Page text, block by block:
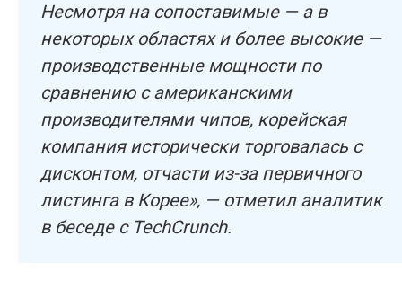
Несмотря на сопоставимые — а в
некоторых областях и более высокие —
производственные мощности по
сравнению с американскими
производителями чипов, корейская
компания исторически торговалась с
дисконтом, отчасти из-за первичного
листинга в Корее», — отметил аналитик
в беседе с TechCrunch.